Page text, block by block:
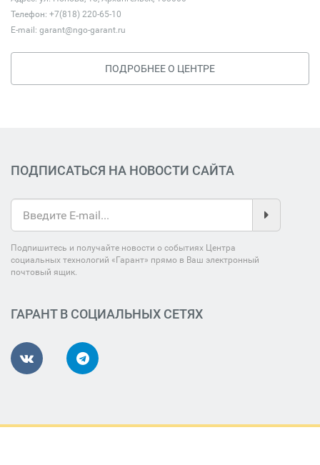
Телефон: +7(818) 220-65-10
E-mail: garant@ngo-garant.ru
ПОДРОБНЕЕ О ЦЕНТРЕ
ПОДПИСАТЬСЯ НА НОВОСТИ САЙТА
Подпишитесь и получайте новости о событиях Центра
социальных технологий «Гарант» прямо в Ваш электронный
почтовый ящик.
ГАРАНТ В СОЦИАЛЬНЫХ СЕТЯХ